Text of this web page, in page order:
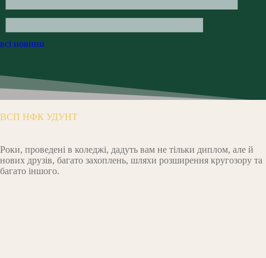
всі новини
ВСП НФК УДУНТ
Роки, проведені в коледжі, дадуть вам не тільки диплом, але й
нових друзів, багато захоплень, шляхи розширення кругозору та
багато іншого.